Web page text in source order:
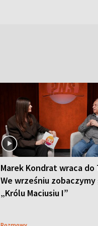
Marek Kondrat wraca do
We wrześniu zobaczymy
„Królu Maciusiu I”